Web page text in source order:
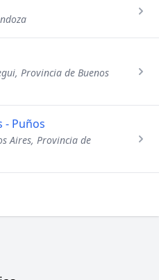
Provincia de Buenos
- Puños
Aires, Provincia de